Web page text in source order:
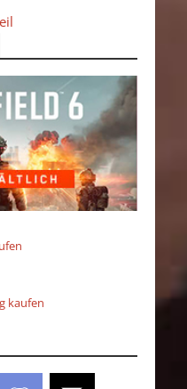
kaufen